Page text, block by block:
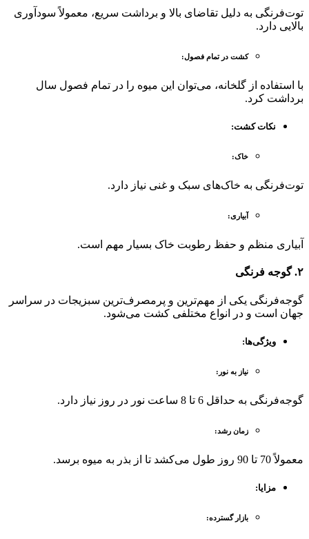
توت‌فرنگی به دلیل تقاضای بالا و برداشت سریع، معمولاً سودآوری
بالایی دارد.
کشت در تمام فصول:
با استفاده از گلخانه، می‌توان این میوه را در تمام فصول سال
برداشت کرد.
نکات کشت:
خاک:
توت‌فرنگی به خاک‌های سبک و غنی نیاز دارد.
آبیاری:
آبیاری منظم و حفظ رطوبت خاک بسیار مهم است.
۲. گوجه فرنگی
گوجه‌فرنگی یکی از مهم‌ترین و پرمصرف‌ترین سبزیجات در سراسر
جهان است و در انواع مختلفی کشت می‌شود.
ویژگی‌ها:
نیاز به نور :
گوجه‌فرنگی به حداقل 6 تا 8 ساعت نور در روز نیاز دارد.
زمان رشد:
معمولاً 70 تا 90 روز طول می‌کشد تا از بذر به میوه برسد.
مزایا:
بازار گسترده: